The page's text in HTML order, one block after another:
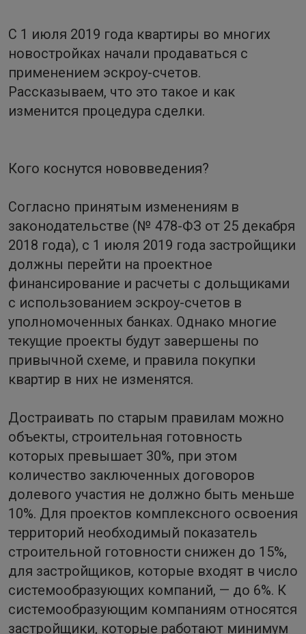
С 1 июля 2019 года квартиры во многих
новостройках начали продаваться с
применением эскроу-счетов.
Рассказываем, что это такое и как
изменится процедура сделки.
Кого коснутся нововведения?
Согласно принятым изменениям в
законодательстве (№ 478-ФЗ от 25 декабря
2018 года), с 1 июля 2019 года застройщики
должны перейти на проектное
финансирование и расчеты с дольщиками
с использованием эскроу-счетов в
уполномоченных банках. Однако многие
текущие проекты будут завершены по
привычной схеме, и правила покупки
квартир в них не изменятся.
Достраивать по старым правилам можно
объекты, строительная готовность
которых превышает 30%, при этом
количество заключенных договоров
долевого участия не должно быть меньше
10%. Для проектов комплексного освоения
территорий необходимый показатель
строительной готовности снижен до 15%,
для застройщиков, которые входят в число
системообразующих компаний, — до 6%. К
системообразующим компаниям относятся
застройщики, которые работают минимум